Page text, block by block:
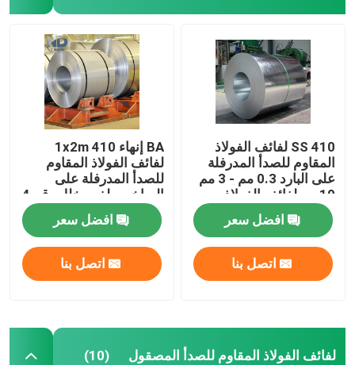
410 SS لفائف الفولاذ
المقاوم للصدأ المدرفلة
على البارد 0.3 مم - 3 مم
10 مم لفائف الفولاذ
المقاوم للصدأ
افضل سعر
اتصل بنا
BA إنهاء 1x2m 410
لفائف الفولاذ المقاوم
للصدأ المدرفلة على
الساخن ملف مخلل رقم 4
افضل سعر
اتصل بنا
لفائف الفولاذ المقاوم للصدأ المصقول (10)